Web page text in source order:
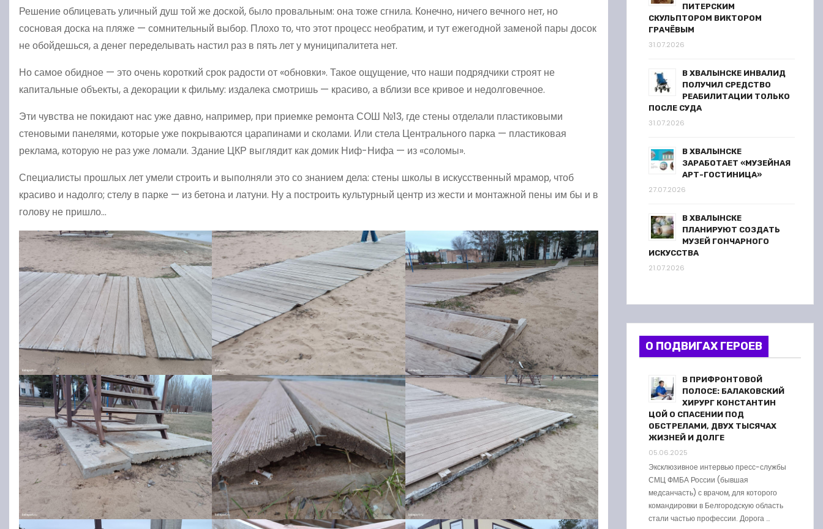
Решение облицевать уличный душ той же доской, было провальным: она тоже сгнила. Конечно, ничего вечного нет, но
сосновая доска на пляже — сомнительный выбор. Плохо то, что этот процесс необратим, и тут ежегодной заменой пары досок
не обойдешься, а денег переделывать настил раз в пять лет у муниципалитета нет.
Но самое обидное — это очень короткий срок радости от «обновки». Такое ощущение, что наши подрядчики строят не
капитальные объекты, а декорации к фильму: издалека смотришь — красиво, а вблизи все кривое и недолговечное.
Эти чувства не покидают нас уже давно, например, при приемке ремонта СОШ №13, где стены отделали пластиковыми
стеновыми панелями, которые уже покрываются царапинами и сколами. Или стела Центрального парка — пластиковая
реклама, которую не раз уже ломали. Здание ЦКР выглядит как домик Ниф-Нифа — из «соломы».
Специалисты прошлых лет умели строить и выполняли это со знанием дела: стены школы в искусственный мрамор, чтоб
красиво и надолго; стелу в парке — из бетона и латуни. Ну а построить культурный центр из жести и монтажной пены им бы и в
голову не пришло…
ПИТЕРСКИМ
СКУЛЬПТОРОМ ВИКТОРОМ
ГРАЧЁВЫМ
31.07.2026
В ХВАЛЫНСКЕ ИНВАЛИД
ПОЛУЧИЛ СРЕДСТВО
РЕАБИЛИТАЦИИ ТОЛЬКО
ПОСЛЕ СУДА
31.07.2026
В ХВАЛЫНСКЕ
ЗАРАБОТАЕТ «МУЗЕЙНАЯ
АРТ-ГОСТИНИЦА»
27.07.2026
В ХВАЛЫНСКЕ
ПЛАНИРУЮТ СОЗДАТЬ
МУЗЕЙ ГОНЧАРНОГО
ИСКУССТВА
21.07.2026
О ПОДВИГАХ ГЕРОЕВ
В ПРИФРОНТОВОЙ
ПОЛОСЕ: БАЛАКОВСКИЙ
ХИРУРГ КОНСТАНТИН
ЦОЙ О СПАСЕНИИ ПОД
ОБСТРЕЛАМИ, ДВУХ ТЫСЯЧАХ
ЖИЗНЕЙ И ДОЛГЕ
05.06.2025
Эксклюзивное интервью пресс-службы
СМЦ ФМБА России (бывшая
медсанчасть) с врачом, для которого
командировки в Белгородскую область
стали частью профессии. Дорога …